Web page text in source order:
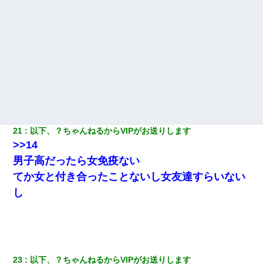
21 以下、？ちゃんねるからVIPがお送りします
>>14
男子高だったら女免疫ない
てか女と付き合ったことないし女友達すらいない
し
23 以下、？ちゃんねるからVIPがお送りします